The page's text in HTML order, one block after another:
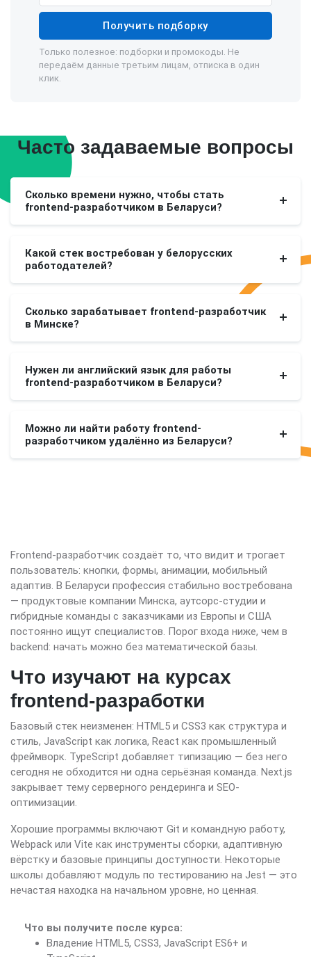
Получить подборку
Только полезное: подборки и промокоды. Не
передаём данные третьим лицам, отписка в один
клик.
Часто задаваемые вопросы
Сколько времени нужно, чтобы стать
frontend-разработчиком в Беларуси?
Какой стек востребован у белорусских
работодателей?
Сколько зарабатывает frontend-разработчик
в Минске?
Нужен ли английский язык для работы
frontend-разработчиком в Беларуси?
Можно ли найти работу frontend-
разработчиком удалённо из Беларуси?
Frontend-разработчик создаёт то, что видит и трогает
пользователь: кнопки, формы, анимации, мобильный
адаптив. В Беларуси профессия стабильно востребована
— продуктовые компании Минска, аутсорс-студии и
гибридные команды с заказчиками из Европы и США
постоянно ищут специалистов. Порог входа ниже, чем в
backend: начать можно без математической базы.
Что изучают на курсах
frontend-разработки
Базовый стек неизменен: HTML5 и CSS3 как структура и
стиль, JavaScript как логика, React как промышленный
фреймворк. TypeScript добавляет типизацию — без него
сегодня не обходится ни одна серьёзная команда. Next.js
закрывает тему серверного рендеринга и SEO-
оптимизации.
Хорошие программы включают Git и командную работу,
Webpack или Vite как инструменты сборки, адаптивную
вёрстку и базовые принципы доступности. Некоторые
школы добавляют модуль по тестированию на Jest — это
нечастая находка на начальном уровне, но ценная.
Что вы получите после курса:
Владение HTML5, CSS3, JavaScript ES6+ и